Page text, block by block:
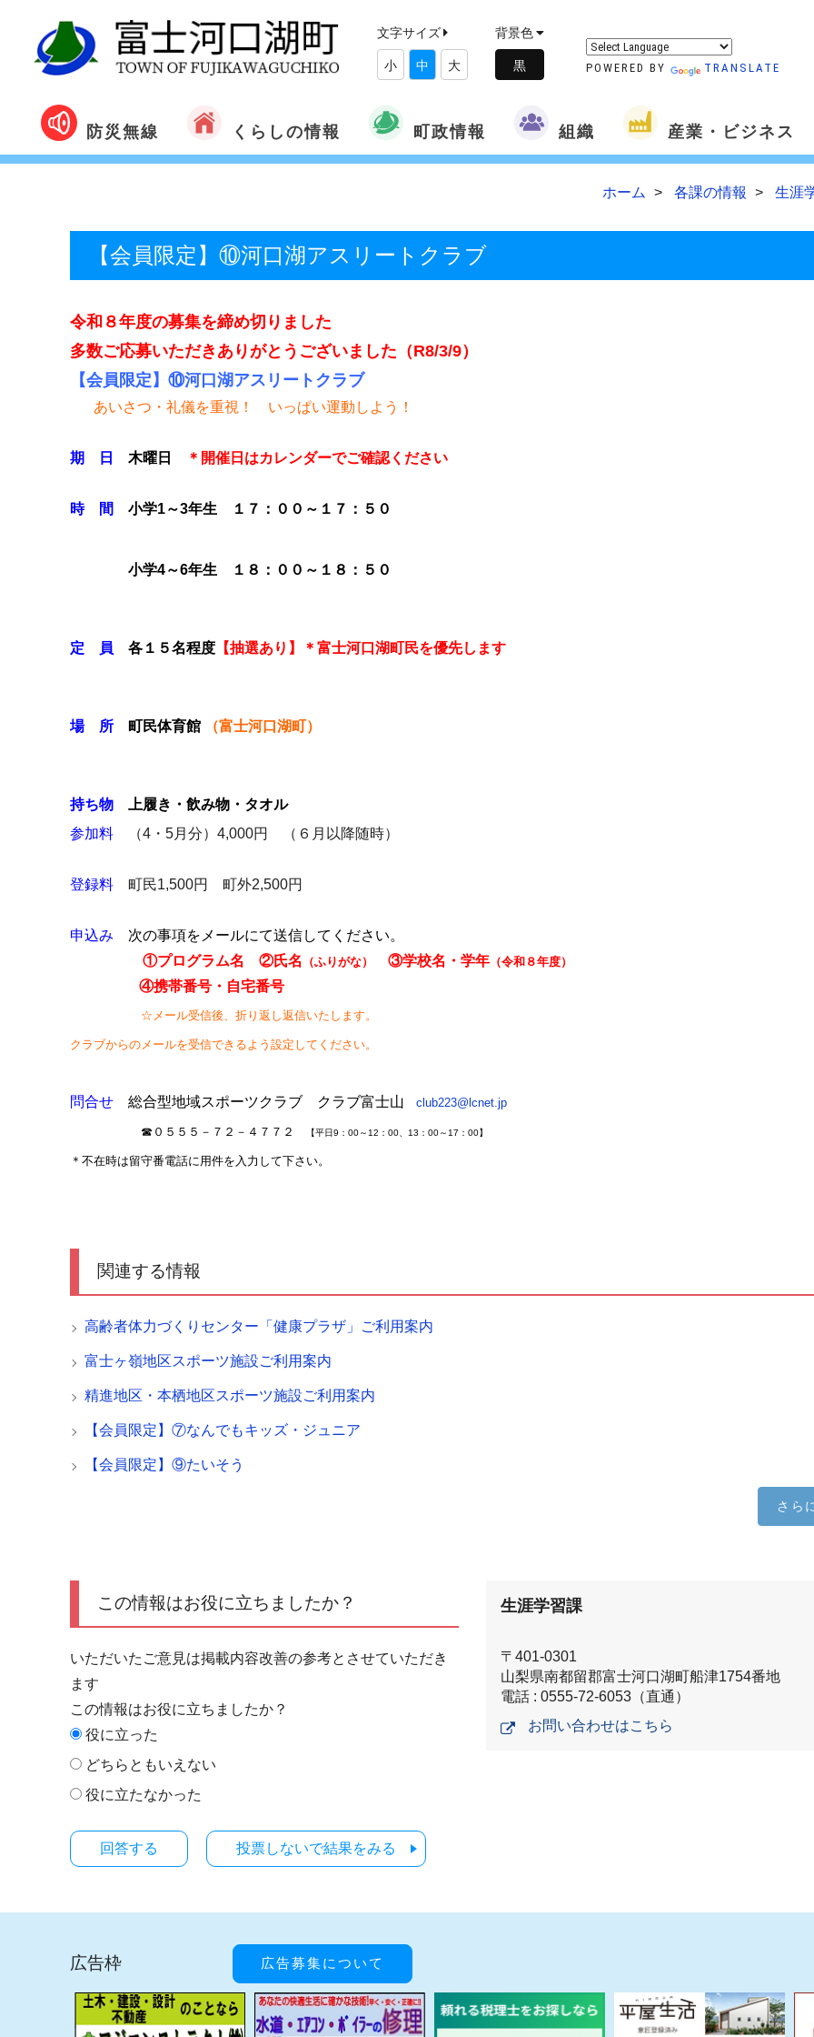
文字サイズ
小 中 大
背景色
POWERED BY TRANSLATE
防災無線 くらしの情報 町政情報 組織 産業・ビジネス
ホーム 各課の情報 生涯
【会員限定】⑩河口湖アスリートクラブ
令和８年度の募集を締め切りました
多数ご応募いただきありがとうございました（R8/3/9）
【会員限定】⑩河口湖アスリートクラブ
あいさつ・礼儀を重視！ いっぱい運動しよう！
期 日 木曜日 ＊開催日はカレンダーでご確認ください
時 間 小学1～3年生 １７：００～１７：５０
小学4～6年生 １８：００～１８：５０
定 員 各１５名程度 【抽選あり】 ＊富士河口湖町民を優先します
場 所 町民体育館 （富士河口湖町）
持ち物
上履き・飲み物・タオル
参加料 （4・5月分）4,000円 （６月以降随時）
登録料 町民1,500円 町外2,500円
申込み
次の事項をメールにて送信してください。
①プログラム名 ②氏名
（ふりがな） ③学校名・学年 （令和８年度）
④携帯番号・自宅番号
☆メール受信後、折り返し返信いたします。
クラブからのメールを受信できるよう設定してください。
問合せ 総合型地域スポーツクラブ クラブ富士山 club223@lcnet.jp
☎０５５５－７２－４７７２ 【平日9：00～12：00、13：00～17：00】
＊不在時は留守番電話に用件を入力して下さい。
関連する情報
高齢者体力づくりセンター「健康プラザ」ご利用案内
富士ヶ嶺地区スポーツ施設ご利用案内
精進地区・本栖地区スポーツ施設ご利用案内
【会員限定】⑦なんでもキッズ・ジュニア
【会員限定】⑨たいそう
さら
この情報はお役に立ちましたか？
いただいたご意見は掲載内容改善の参考とさせていただき
ます
この情報はお役に立ちましたか？
役に立った
どちらともいえない
役に立たなかった
投票しないで結果をみる
生涯学習課
〒401-0301
山梨県南都留郡富士河口湖町船津1754番地
電話 : 0555-72-6053（直通）
お問い合わせはこちら
広告枠 広告募集について